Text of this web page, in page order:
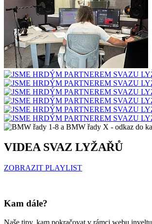
VIDEA SVAZ LYŽAŘŮ
ZOBRAZIT PLAYLIST
Kam dále?
Naše tipy, kam pokračovat v rámci webu inveltu.